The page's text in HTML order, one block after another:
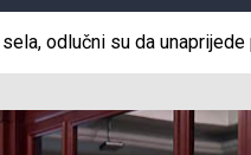
odlučni su da